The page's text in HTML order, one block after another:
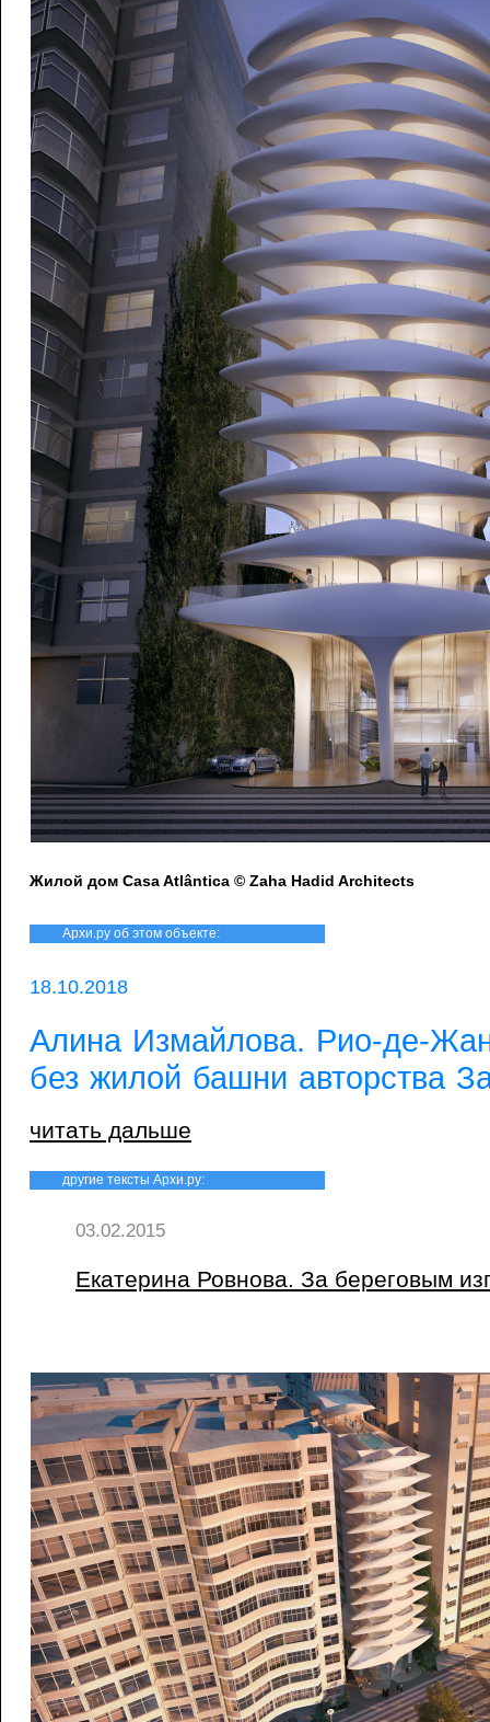
Жилой дом Casa Atlântica © Zaha Hadid Architects
Архи.ру об этом объекте:
18.10.2018
Алина Измайлова. Рио-де-
без жилой башни авторства
читать дальше
другие тексты Архи.ру:
03.02.2015
Екатерина Ровнова. За береговым